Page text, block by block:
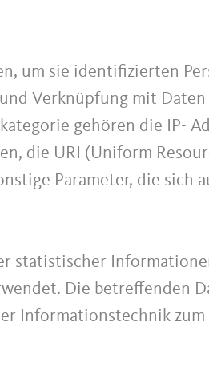
um sie identifizierten
Verknüpfung mit
gehören die IP-
die URI (Uniform
Parameter, die sich
statistischer
Die betreffenden
Informationstechnik zum